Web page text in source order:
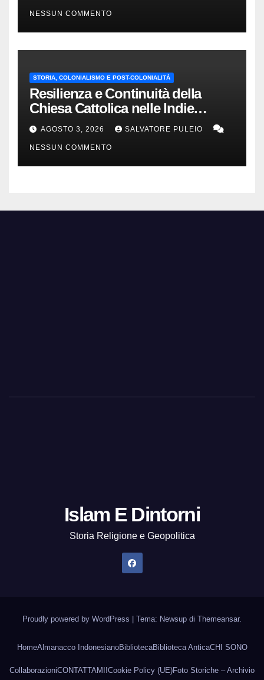
NESSUN COMMENTO
STORIA, COLONIALISMO E POST-COLONIALITÀ
Resilienza e Continuità della
Chiesa Cattolica nelle Indie
Orientali Olandesi
AGOSTO 3, 2026 SALVATORE PULEIO
NESSUN COMMENTO
Islam E Dintorni
Storia Religione e Geopolitica
Proudly powered by WordPress Tema: Newsup di Themeansar.
HomeAlmanacco IndonesianoBibliotecaBiblioteca AnticaCHI SONO
CollaborazioniCONTATTAMI!Cookie Policy (UE)Foto Storiche – Archivio